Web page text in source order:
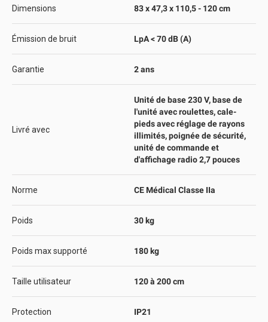
Dimensions 83 x 47,3 x 110,5 - 120 cm
Émission de bruit LpA < 70 dB (A)
Garantie 2 ans
Livré avec
Unité de base 230 V, base de
l'unité avec roulettes, cale-
pieds avec réglage de rayons
illimités, poignée de sécurité,
unité de commande et
d'affichage radio 2,7 pouces
Norme CE Médical Classe IIa
Poids 30 kg
Poids max supporté 180 kg
Taille utilisateur 120 à 200 cm
Protection IP21